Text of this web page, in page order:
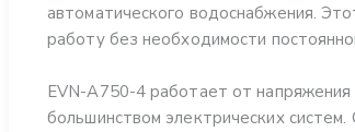
автоматического водоснабжения.
работу без необходимости
EVN-A750-4 работает от
большинством электрических